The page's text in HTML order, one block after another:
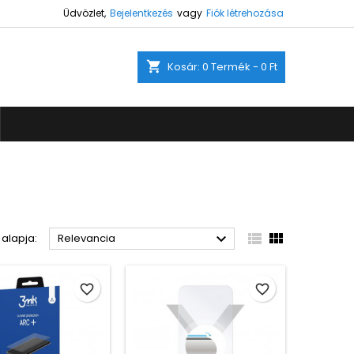
Üdvözlet, Bejelentkezés vagy Fiók létrehozása
shopping_cart Kosár: 0 Termék - 0 Ft
Relevancia   
favorite_border favorite_border